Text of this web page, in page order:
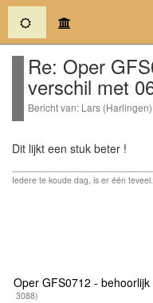
(current)
Re: Oper
verschil met
Bericht van: Lars
Dit lijkt een stuk beter !
Iedere te koude dag, is er één teveel.
Oper GFS0712 -
3088)